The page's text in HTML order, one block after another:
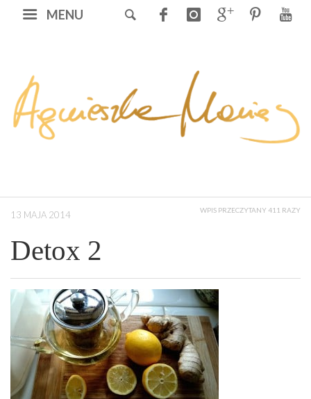
MENU
13 MAJA 2014 WPIS PRZECZYTANY 411 RAZY
Detox 2